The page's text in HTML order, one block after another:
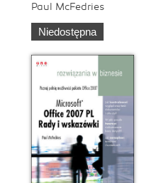
Paul McFedries
Niedostępna